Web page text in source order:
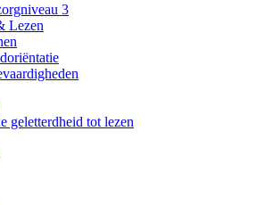
3
Lezen
geletterdheid tot lezen